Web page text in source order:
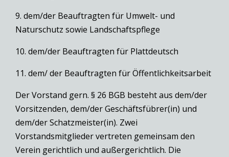
9. dem/der Beauftragten für Umwelt- und
Naturschutz sowie Landschaftspflege
10. dem/der Beauftragten für Plattdeutsch
11. dem/ der Beauftragten für Öffentlichkeitsarbeit
Der Vorstand gern. § 26 BGB besteht aus dem/der
Vorsitzenden, dem/der Geschäftsfübrer(in) und
dem/der Schatzmeister(in). Zwei
Vorstandsmitglieder vertreten gemeinsam den
Verein gerichtlich und außergerichtlich. Die